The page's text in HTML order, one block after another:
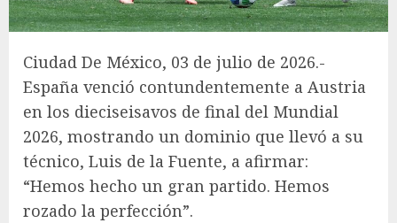
Ciudad De México, 03 de julio de 2026.-
España venció contundentemente a Austria
en los dieciseisavos de final del Mundial
2026, mostrando un dominio que llevó a su
técnico, Luis de la Fuente, a afirmar:
“Hemos hecho un gran partido. Hemos
rozado la perfección”.